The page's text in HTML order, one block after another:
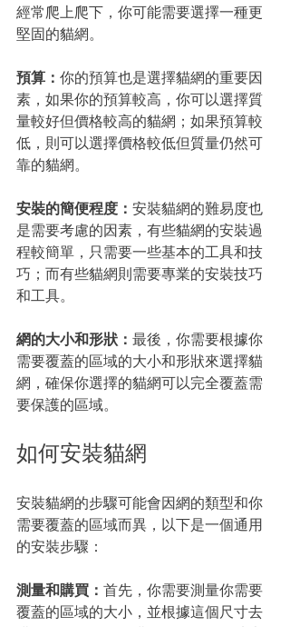
經常爬上爬下，你可能需要選擇一種更
堅固的貓網。
預算： 你的預算也是選擇貓網的重要因
素，如果你的預算較高，你可以選擇質
量較好但價格較高的貓網；如果預算較
低，則可以選擇價格較低但質量仍然可
靠的貓網。
安裝的簡便程度： 安裝貓網的難易度也
是需要考慮的因素，有些貓網的安裝過
程較簡單，只需要一些基本的工具和技
巧；而有些貓網則需要專業的安裝技巧
和工具。
網的大小和形狀： 最後，你需要根據你
需要覆蓋的區域的大小和形狀來選擇貓
網，確保你選擇的貓網可以完全覆蓋需
要保護的區域。
如何安裝貓網
安裝貓網的步驟可能會因網的類型和你
需要覆蓋的區域而異，以下是一個通用
的安裝步驟：
測量和購買： 首先，你需要測量你需要
覆蓋的區域的大小，並根據這個尺寸去